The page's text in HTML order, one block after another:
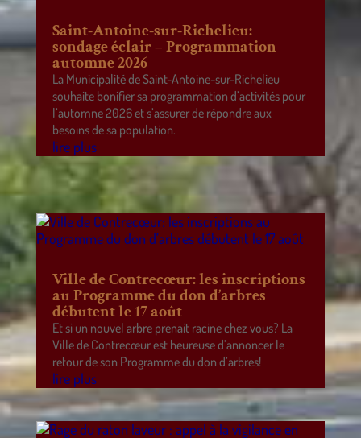
Saint-Antoine-sur-Richelieu:
sondage éclair – Programmation
automne 2026
La Municipalité de Saint-Antoine-sur-Richelieu
souhaite bonifier sa programmation d’activités pour
l’automne 2026 et s’assurer de répondre aux
besoins de sa population.
lire plus
Ville de Contrecœur: les inscriptions
au Programme du don d’arbres
débutent le 17 août
Et si un nouvel arbre prenait racine chez vous? La
Ville de Contrecœur est heureuse d’annoncer le
retour de son Programme du don d’arbres!
lire plus